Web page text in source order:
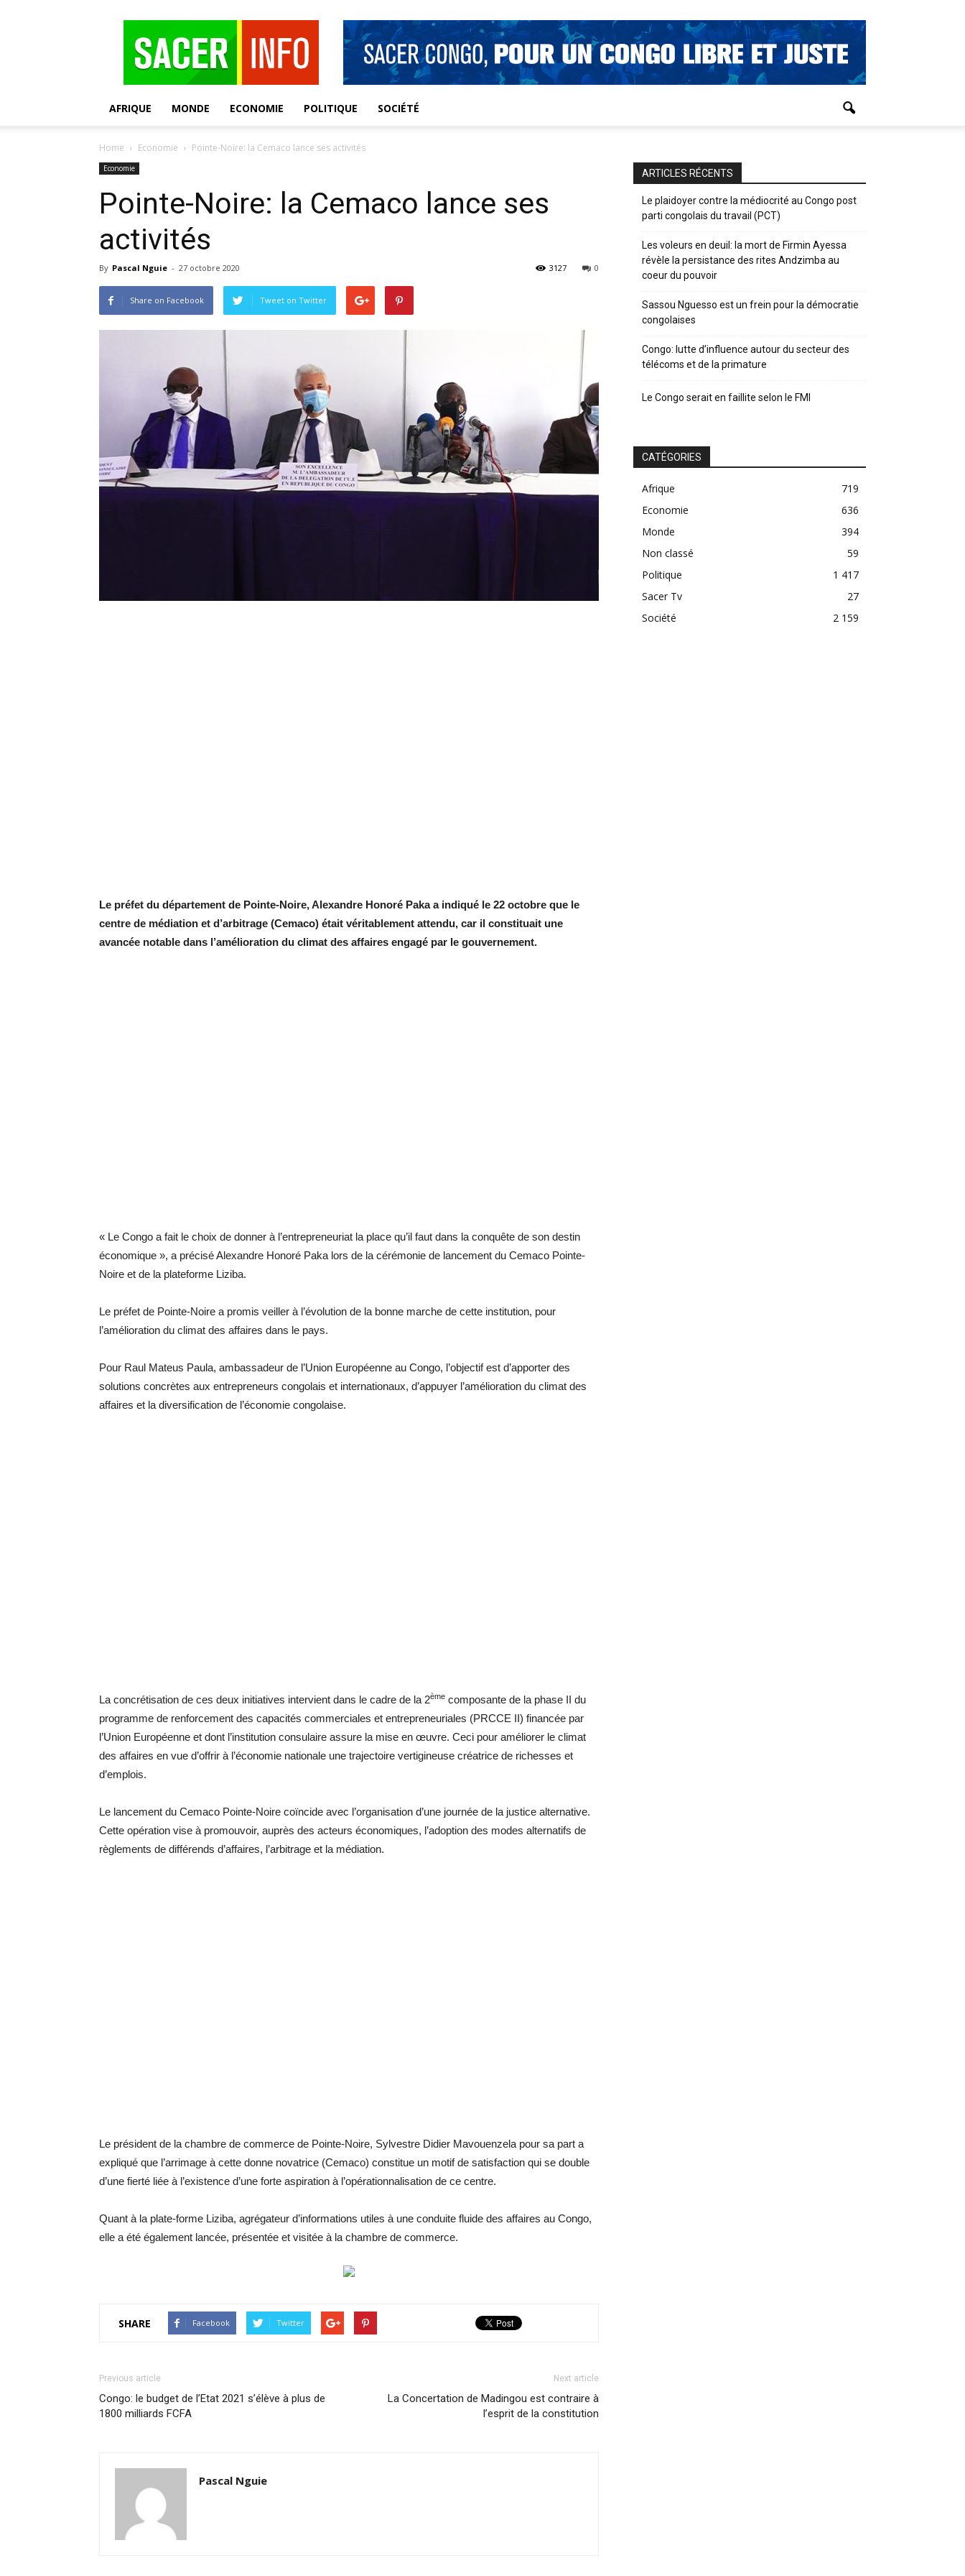
AFRIQUE MONDE ECONOMIE POLITIQUE SOCIÉTÉ
Home Economie Pointe-Noire: la Cemaco lance ses activités
Economie
Pointe-Noire: la Cemaco lance ses
activités
By Pascal Nguie - 27 octobre 2020 0
3127
Share on Facebook Tweet on Twitter
Le préfet du département de Pointe-Noire, Alexandre Honoré Paka a indiqué le 22 octobre que le
centre de médiation et d’arbitrage (Cemaco) était véritablement attendu, car il constituait une
avancée notable dans l’amélioration du climat des affaires engagé par le gouvernement.
« Le Congo a fait le choix de donner à l’entrepreneuriat la place qu’il faut dans la conquête de son destin
économique », a précisé Alexandre Honoré Paka lors de la cérémonie de lancement du Cemaco Pointe-
Noire et de la plateforme Liziba.
Le préfet de Pointe-Noire a promis veiller à l’évolution de la bonne marche de cette institution, pour
l’amélioration du climat des affaires dans le pays.
Pour Raul Mateus Paula, ambassadeur de l’Union Européenne au Congo, l’objectif est d’apporter des
solutions concrètes aux entrepreneurs congolais et internationaux, d’appuyer l’amélioration du climat des
affaires et la diversification de l’économie congolaise.
La concrétisation de ces deux initiatives intervient dans le cadre de la 2ème composante de la phase II du
programme de renforcement des capacités commerciales et entrepreneuriales (PRCCE II) financée par
l’Union Européenne et dont l’institution consulaire assure la mise en œuvre. Ceci pour améliorer le climat
des affaires en vue d’offrir à l’économie nationale une trajectoire vertigineuse créatrice de richesses et
d’emplois.
Le lancement du Cemaco Pointe-Noire coïncide avec l’organisation d’une journée de la justice alternative.
Cette opération vise à promouvoir, auprès des acteurs économiques, l’adoption des modes alternatifs de
règlements de différends d’affaires, l’arbitrage et la médiation.
Le président de la chambre de commerce de Pointe-Noire, Sylvestre Didier Mavouenzela pour sa part a
expliqué que l’arrimage à cette donne novatrice (Cemaco) constitue un motif de satisfaction qui se double
d’une fierté liée à l’existence d’une forte aspiration à l’opérationnalisation de ce centre.
Quant à la plate-forme Liziba, agrégateur d’informations utiles à une conduite fluide des affaires au Congo,
elle a été également lancée, présentée et visitée à la chambre de commerce.
SHARE Facebook Twitter
Previous article
Congo: le budget de l’Etat 2021 s’élève à plus de
1800 milliards FCFA
Next article
La Concertation de Madingou est contraire à
l’esprit de la constitution
Pascal Nguie
ARTICLES RÉCENTS
Le plaidoyer contre la médiocrité au Congo post
parti congolais du travail (PCT)
Les voleurs en deuil: la mort de Firmin Ayessa
révèle la persistance des rites Andzimba au
coeur du pouvoir
Sassou Nguesso est un frein pour la démocratie
congolaises
Congo: lutte d’influence autour du secteur des
télécoms et de la primature
Le Congo serait en faillite selon le FMI
CATÉGORIES
Afrique
719
Economie
636
Monde
394
Non classé
59
Politique
1 417
Sacer Tv
27
Société
2 159